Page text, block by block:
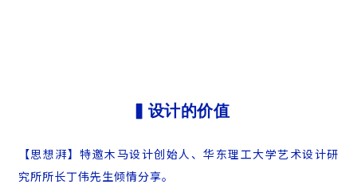
▍设计的价值
【思想湃】特邀木马设计创始人、华东理工大学艺术设计研
究所所长丁伟先生倾情分享。